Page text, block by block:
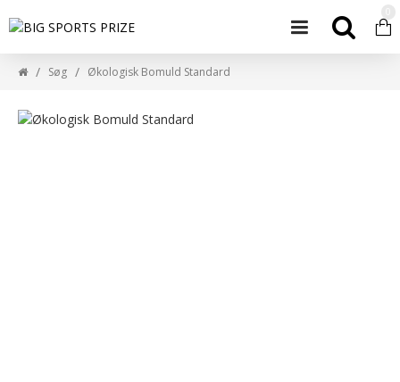
Søg Økologisk Bomuld Standard